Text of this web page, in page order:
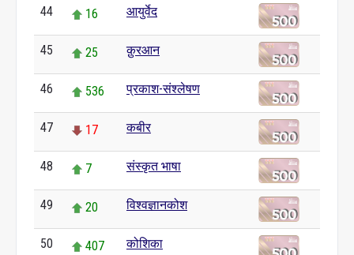
44 16 आयुर्वेद
45 25 क़ुरआन
46 536 प्रकाश-संश्लेषण
47 17 कबीर
48 7 संस्कृत भाषा
49 20 विश्वज्ञानकोश
50 407 कोशिका